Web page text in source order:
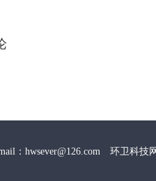
：hwsever@126.com 环卫科